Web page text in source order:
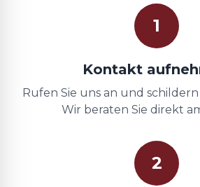
1
Kontakt
Rufen Sie uns an und
Wir beraten Sie direkt
2